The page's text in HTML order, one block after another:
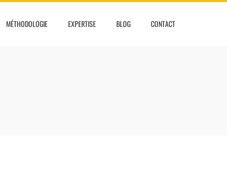
MÉTHODOLOGIE EXPERTISE BLOG CONTACT